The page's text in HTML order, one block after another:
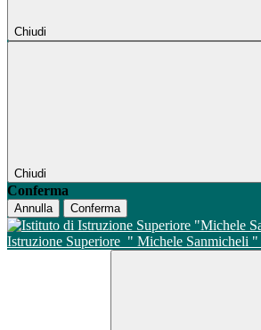
Chiudi
Chiudi
Conferma
Annulla Conferma
Istruzione Superiore " Michele Sanmicheli "